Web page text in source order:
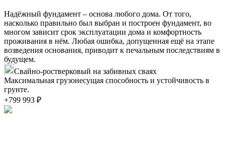
Надёжный фундамент – основа любого дома. От того,
насколько правильно был выбран и построен фундамент, во
многом зависит срок эксплуатации дома и комфортность
проживания в нём. Любая ошибка, допущенная ещё на этапе
возведения основания, приводит к печальным последствиям в
будущем.
Свайно-ростверковый на забивных сваях
Максимальная грузонесущая способность и устойчивость в
грунте.
+799 993 ₽